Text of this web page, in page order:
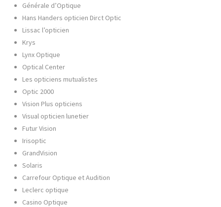
Générale d’Optique
Hans Handers opticien Dirct Optic
Lissac l’opticien
Krys
Lynx Optique
Optical Center
Les opticiens mutualistes
Optic 2000
Vision Plus opticiens
Visual opticien lunetier
Futur Vision
Irisoptic
GrandVision
Solaris
Carrefour Optique et Audition
Leclerc optique
Casino Optique